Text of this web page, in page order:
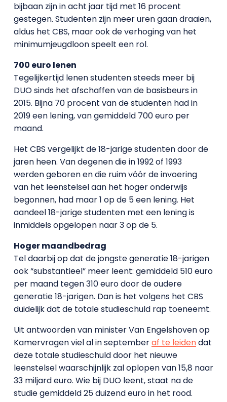
bijbaan zijn in acht jaar tijd met 16 procent
gestegen. Studenten zijn meer uren gaan draaien,
aldus het CBS, maar ook de verhoging van het
minimumjeugdloon speelt een rol.
700 euro lenen
Tegelijkertijd lenen studenten steeds meer bij
DUO sinds het afschaffen van de basisbeurs in
2015. Bijna 70 procent van de studenten had in
2019 een lening, van gemiddeld 700 euro per
maand.
Het CBS vergelijkt de 18-jarige studenten door de
jaren heen. Van degenen die in 1992 of 1993
werden geboren en die ruim vóór de invoering
van het leenstelsel aan het hoger onderwijs
begonnen, had maar 1 op de 5 een lening. Het
aandeel 18-jarige studenten met een lening is
inmiddels opgelopen naar 3 op de 5.
Hoger maandbedrag
Tel daarbij op dat de jongste generatie 18-jarigen
ook “substantieel” meer leent: gemiddeld 510 euro
per maand tegen 310 euro door de oudere
generatie 18-jarigen. Dan is het volgens het CBS
duidelijk dat de totale studieschuld rap toeneemt.
Uit antwoorden van minister Van Engelshoven op
Kamervragen viel al in septemberaf te leidendat
deze totale studieschuld door het nieuwe
leenstelsel waarschijnlijk zal oplopen van 15,8 naar
33 miljard euro. Wie bij DUO leent, staat na de
studie gemiddeld 25 duizend euro in het rood.